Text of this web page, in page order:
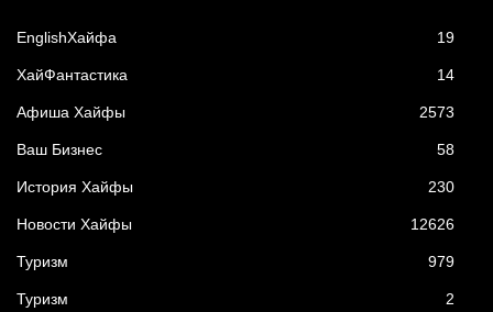
EnglishХайфа 19
XайФантастика 14
Афиша Хайфы 2573
Ваш Бизнес 58
История Хайфы 230
Новости Хайфы 12626
Туризм 979
Туризм 2